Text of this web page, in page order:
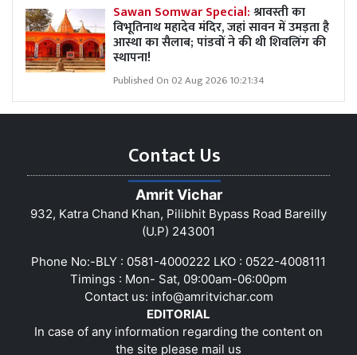
Sawan Somwar Special:श्रावस्ती का
विभूतिनाथ महादेव मंदिर, जहां सावन में उमड़ता है
आस्था का सैलाब; पांडवों ने की थी शिवलिंग की
स्थापना!
Published On 02 Aug 2026 10:21:34
Contact Us
Amrit Vichar
932, Katra Chand Khan, Pilibhit Bypass Road Bareilly
(U.P) 243001
Phone No:-BLY : 0581-4000222 LKO : 0522-4008111
Timings : Mon- Sat, 09:00am-06:00pm
Contact us: info@amritvichar.com
EDITORIAL
In case of any information regarding the content on
the site please mail us